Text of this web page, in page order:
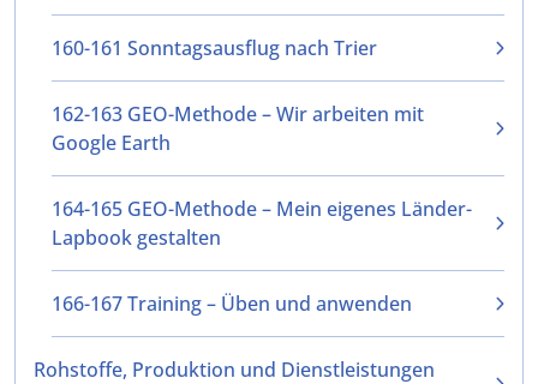
160-161 Sonntagsausflug nach Trier
162-163 GEO-Methode – Wir arbeiten mit
Google Earth
164-165 GEO-Methode – Mein eigenes Länder-
Lapbook gestalten
166-167 Training – Üben und anwenden
Rohstoffe, Produktion und Dienstleistungen